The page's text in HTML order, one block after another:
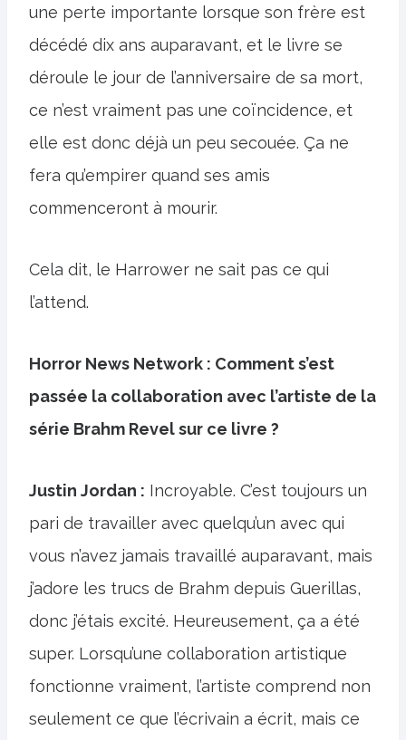
une perte importante lorsque son frère est
décédé dix ans auparavant, et le livre se
déroule le jour de l’anniversaire de sa mort,
ce n’est vraiment pas une coïncidence, et
elle est donc déjà un peu secouée. Ça ne
fera qu’empirer quand ses amis
commenceront à mourir.
Cela dit, le Harrower ne sait pas ce qui
l’attend.
Horror News Network : Comment s’est
passée la collaboration avec l’artiste de la
série Brahm Revel sur ce livre ?
Justin Jordan : Incroyable. C’est toujours un
pari de travailler avec quelqu’un avec qui
vous n’avez jamais travaillé auparavant, mais
j’adore les trucs de Brahm depuis Guerillas,
donc j’étais excité. Heureusement, ça a été
super. Lorsqu’une collaboration artistique
fonctionne vraiment, l’artiste comprend non
seulement ce que l’écrivain a écrit, mais ce